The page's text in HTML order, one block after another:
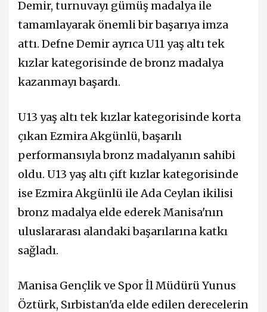
Demir, turnuvayı gümüş madalya ile
tamamlayarak önemli bir başarıya imza
attı. Defne Demir ayrıca U11 yaş altı tek
kızlar kategorisinde de bronz madalya
kazanmayı başardı.
U13 yaş altı tek kızlar kategorisinde korta
çıkan Ezmira Akgünlü, başarılı
performansıyla bronz madalyanın sahibi
oldu. U13 yaş altı çift kızlar kategorisinde
ise Ezmira Akgünlü ile Ada Ceylan ikilisi
bronz madalya elde ederek Manisa'nın
uluslararası alandaki başarılarına katkı
sağladı.
Manisa Gençlik ve Spor İl Müdürü Yunus
Öztürk, Sırbistan'da elde edilen derecelerin